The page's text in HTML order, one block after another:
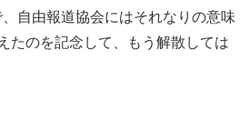
自由報道協会にはそれなりの意味
たのを記念して、もう解散しては